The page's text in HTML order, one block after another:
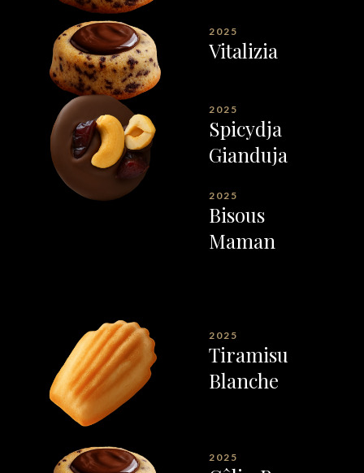
2025
Vitalizia
2025
Spicydja
Gianduja
2025
Bisous
Maman
2025
Tiramisu
Blanche
2025